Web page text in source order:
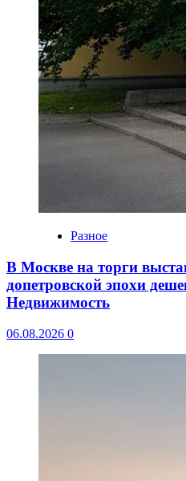
Разное
В Москве на торги
допетровской эпохи
Недвижимость
06.08.2026 0